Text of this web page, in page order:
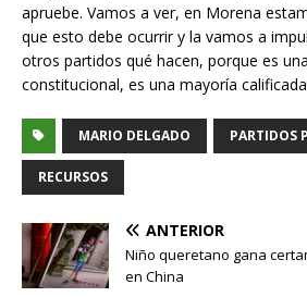
apruebe. Vamos a ver, en Morena
que esto debe ocurrir y la vamos a
otros partidos qué hacen, porque es
constitucional, es una mayoría
MARIO DELGADO PARTIDOS
RECURSOS
ANTERIOR
Niño queretano gana
en China